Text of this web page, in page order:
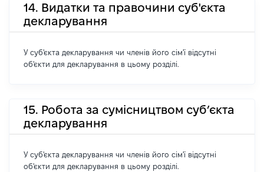
14. Видатки та правочини суб'єкта
декларування
У суб'єкта декларування чи членів його сім'ї відсутні
об'єкти для декларування в цьому розділі.
15. Робота за сумісництвом суб’єкта
декларування
У суб'єкта декларування чи членів його сім'ї відсутні
об'єкти для декларування в цьому розділі.